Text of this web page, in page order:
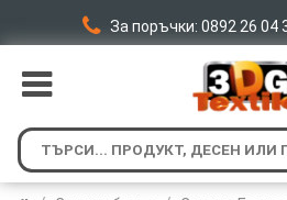
За поръчки: 0892 26 04